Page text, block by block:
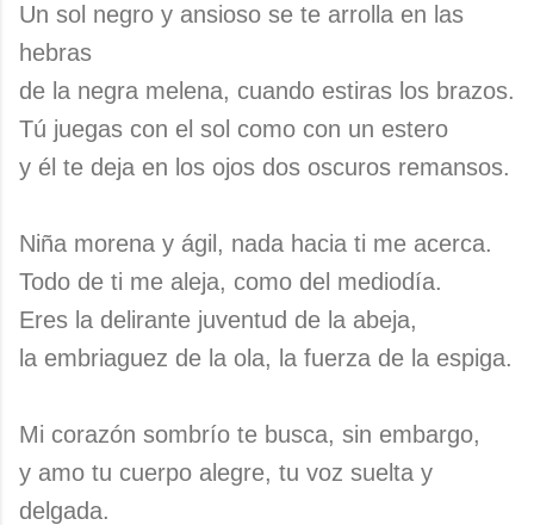
Un sol negro y ansioso se te arrolla en las
hebras
de la negra melena, cuando estiras los brazos.
Tú juegas con el sol como con un estero
y él te deja en los ojos dos oscuros remansos.
Niña morena y ágil, nada hacia ti me acerca.
Todo de ti me aleja, como del mediodía.
Eres la delirante juventud de la abeja,
la embriaguez de la ola, la fuerza de la espiga.
Mi corazón sombrío te busca, sin embargo,
y amo tu cuerpo alegre, tu voz suelta y
delgada.